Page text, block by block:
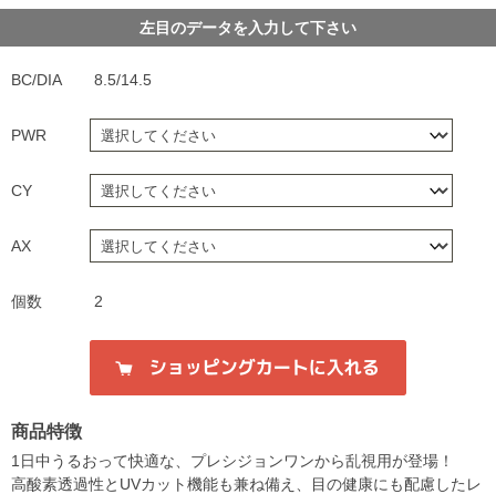
左目のデータを入力して下さい
BC/DIA 8.5/14.5
PWR
CY
AX
個数 2
商品特徴
1日中うるおって快適な、プレシジョンワンから乱視用が登場！
高酸素透過性とUVカット機能も兼ね備え、目の健康にも配慮したレ